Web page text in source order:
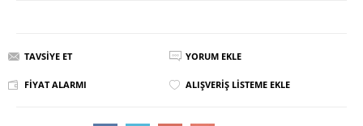
TAVSIYE ET YORUM EKLE
FIYAT ALARMI ALIŞVERIŞ LISTEME EKLE